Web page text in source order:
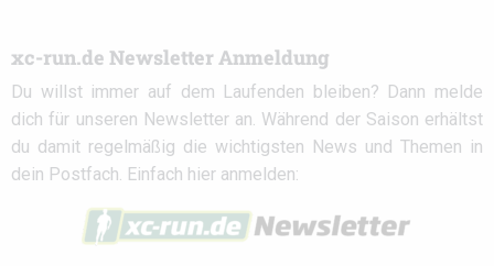
xc-run.de Newsletter Anmeldung
Du willst immer auf dem Laufenden bleiben? Dann melde
dich für unseren Newsletter an. Während der Saison erhältst
du damit regelmäßig die wichtigsten News und Themen in
dein Postfach. Einfach hier anmelden: